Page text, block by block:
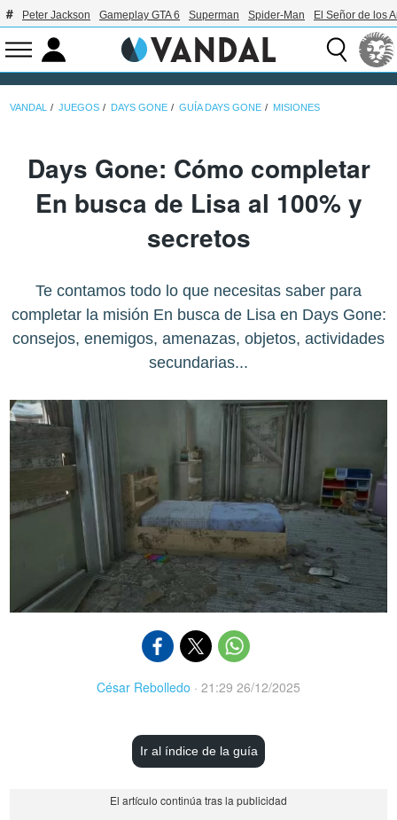
Peter Jackson Gameplay GTA 6 Superman Spider-Man El Señor de los
VANDAL JUEGOS DAYS GONE GUÍA DAYS GONE MISIONES
Days Gone: Cómo completar
En busca de Lisa al 100% y
secretos
Te contamos todo lo que necesitas saber para
completar la misión En busca de Lisa en Days Gone:
consejos, enemigos, amenazas, objetos, actividades
secundarias...
César Rebolledo · 21:29 26/12/2025
Ir al índice de la guía